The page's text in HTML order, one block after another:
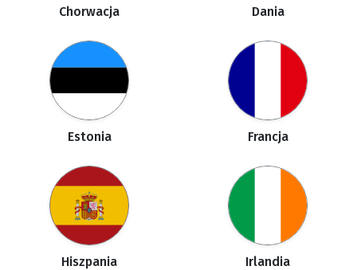
Chorwacja Dania
Estonia Francja
Hiszpania Irlandia